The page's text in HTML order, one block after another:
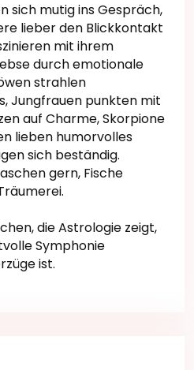
sich mutig ins Gespräch,
lieber den Blickkontakt
mit ihrem
durch emotionale
strahlen
Jungfrauen punkten mit
auf Charme, Skorpione
lieben humorvolles
sich beständig.
gern, Fische
die Astrologie zeigt,
Symphonie
ist.